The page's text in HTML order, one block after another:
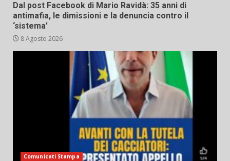
Dal post Facebook di Mario Ravidà: 35 anni di
antimafia, le dimissioni e la denuncia contro il
‘sistema’
8 Agosto 2026
Comunicati Stampa